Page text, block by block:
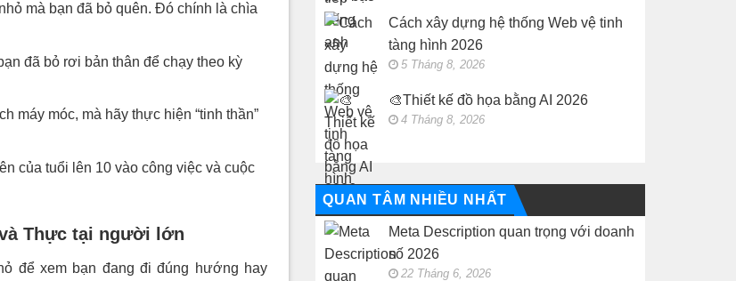
mà bạn đã bỏ quên. Đó chính là chìa
đã bỏ rơi bản thân để chạy theo kỳ
máy móc, mà hãy thực hiện “tinh thần”
của tuổi lên 10 vào công việc và cuộc
Thực tại người lớn
để xem bạn đang đi đúng hướng hay
Cách xây dựng hệ thống Web vệ tinh
tàng hình 2026
5 Tháng 8, 2026
🎨Thiết kế đồ họa bằng AI 2026
4 Tháng 8, 2026
QUAN TÂM NHIỀU NHẤT
Meta Description quan trọng với doanh
số 2026
22 Tháng 6, 2026